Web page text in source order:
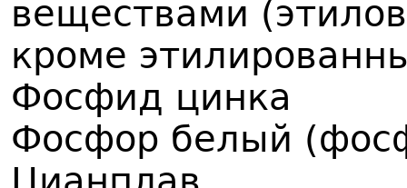
веществами
кроме
Фосфид цинка
Фосфор белый